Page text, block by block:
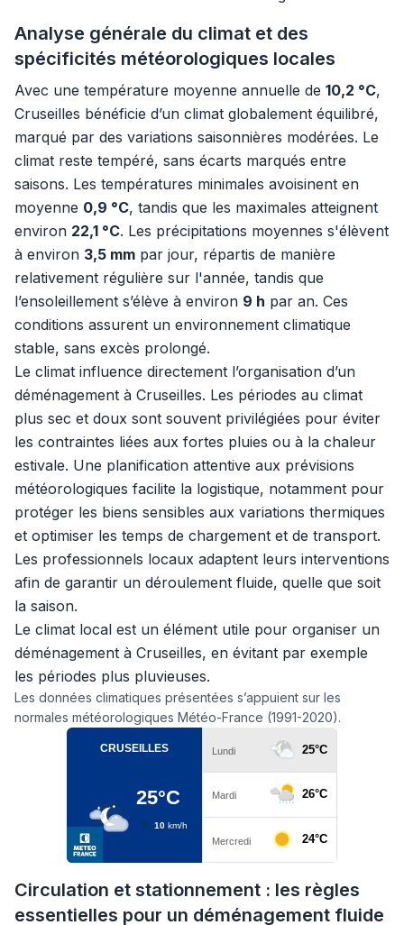
Analyse générale du climat et des
spécificités météorologiques locales
Avec une température moyenne annuelle de 10,2 °C,
Cruseilles bénéficie d’un climat globalement équilibré,
marqué par des variations saisonnières modérées. Le
climat reste tempéré, sans écarts marqués entre
saisons. Les températures minimales avoisinent en
moyenne 0,9 °C, tandis que les maximales atteignent
environ 22,1 °C. Les précipitations moyennes s'élèvent
à environ 3,5 mm par jour, répartis de manière
relativement régulière sur l'année, tandis que
l’ensoleillement s’élève à environ 9 h par an. Ces
conditions assurent un environnement climatique
stable, sans excès prolongé.
Le climat influence directement l’organisation d’un
déménagement à Cruseilles. Les périodes au climat
plus sec et doux sont souvent privilégiées pour éviter
les contraintes liées aux fortes pluies ou à la chaleur
estivale. Une planification attentive aux prévisions
météorologiques facilite la logistique, notamment pour
protéger les biens sensibles aux variations thermiques
et optimiser les temps de chargement et de transport.
Les professionnels locaux adaptent leurs interventions
afin de garantir un déroulement fluide, quelle que soit
la saison.
Le climat local est un élément utile pour organiser un
déménagement à Cruseilles, en évitant par exemple
les périodes plus pluvieuses.
Les données climatiques présentées s’appuient sur les
normales météorologiques Météo-France (1991-2020).
Circulation et stationnement : les règles
essentielles pour un déménagement fluide